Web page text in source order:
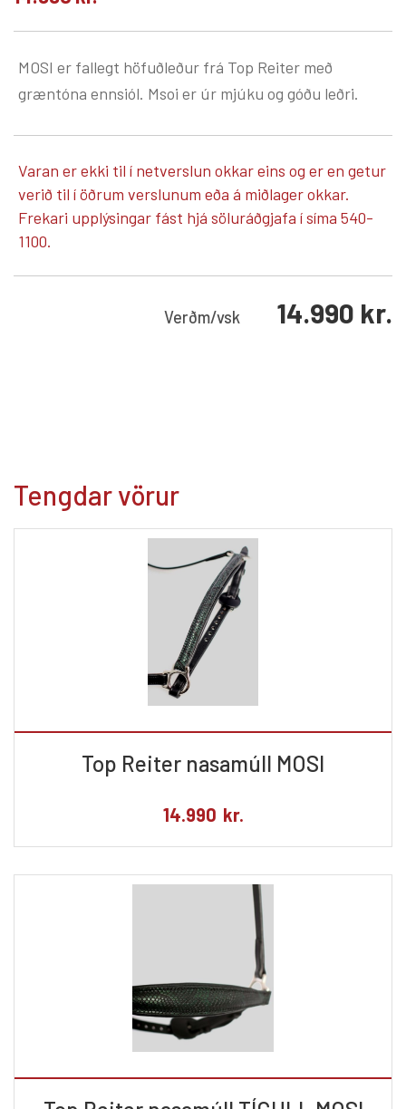
MOSI er fallegt höfuðleður frá Top Reiter með
græntóna ennsiól. Msoi er úr mjúku og góðu leðri.
Varan er ekki til í netverslun okkar eins og er en getur
verið til í öðrum verslunum eða á miðlager okkar.
Frekari upplýsingar fást hjá söluráðgjafa í síma 540-
1100.
Verðm/vsk 14.990 kr.
Tengdar vörur
Top Reiter nasamúll MOSI
14.990 kr.